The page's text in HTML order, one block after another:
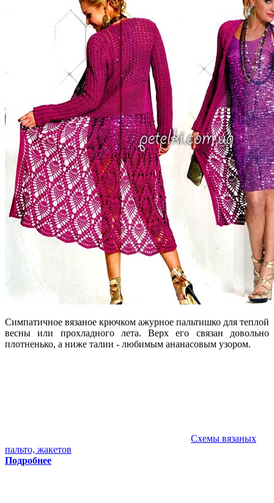
Симпатичное вязаное крючком ажурное пальтишко для теплой
весны или прохладного лета. Верх его связан довольно
плотненько, а ниже талии - любимым ананасовым узором.
Схемы вязаных
пальто, жакетов
Подробнее